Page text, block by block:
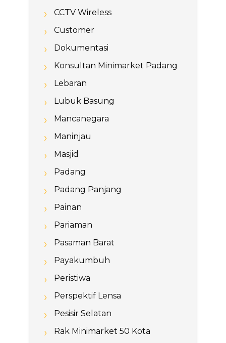
CCTV Wireless
Customer
Dokumentasi
Konsultan Minimarket Padang
Lebaran
Lubuk Basung
Mancanegara
Maninjau
Masjid
Padang
Padang Panjang
Painan
Pariaman
Pasaman Barat
Payakumbuh
Peristiwa
Perspektif Lensa
Pesisir Selatan
Rak Minimarket 50 Kota